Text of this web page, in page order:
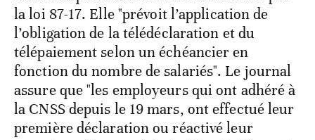
la loi 87-17. Elle "prévoit l’application de
l’obligation de la télédéclaration et du
télépaiement selon un échéancier en
fonction du nombre de salariés". Le journal
assure que "les employeurs qui ont adhéré à
la CNSS depuis le 19 mars, ont effectué leur
première déclaration ou réactivé leur